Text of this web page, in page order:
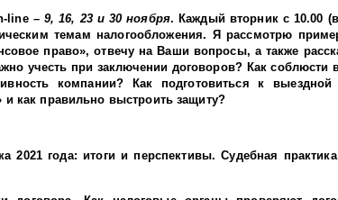
-line– 9, 16, 23 и 30 ноября. Каждый вторник с 10.00
темам налогообложения. Я рассмотрю
право», отвечу на Ваши вопросы, а также
учесть при заключении договоров? Как соблюсти
компании? Как подготовиться к
как правильно выстроить защиту?
2021 года: итоги и перспективы. Судебная